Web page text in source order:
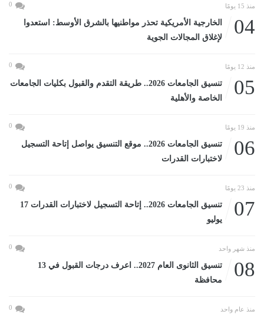
منذ 15 يومًا 0
04
الخارجية الأمريكية تحذر مواطنيها بالشرق الأوسط: استعدوا
لإغلاق المجالات الجوية
منذ 12 يومًا 0
05
تنسيق الجامعات 2026.. طريقة التقدم والقبول بكليات الجامعات
الخاصة والأهلية
منذ 19 يومًا 0
06
تنسيق الجامعات 2026.. موقع التنسيق يواصل إتاحة التسجيل
لاختبارات القدرات
منذ 23 يومًا 0
07
تنسيق الجامعات 2026.. إتاحة التسجيل لاختبارات القدرات 17
يوليو
منذ شهر واحد 0
08
تنسيق الثانوى العام 2027.. اعرف درجات القبول في 13
محافظة
منذ عام واحد 0